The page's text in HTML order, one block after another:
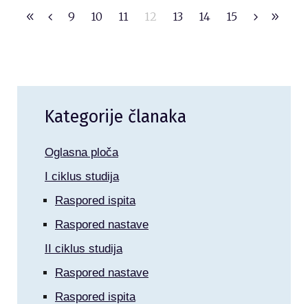
9 10 11 12 13 14 15
Kategorije članaka
Oglasna ploča
I ciklus studija
Raspored ispita
Raspored nastave
II ciklus studija
Raspored nastave
Raspored ispita